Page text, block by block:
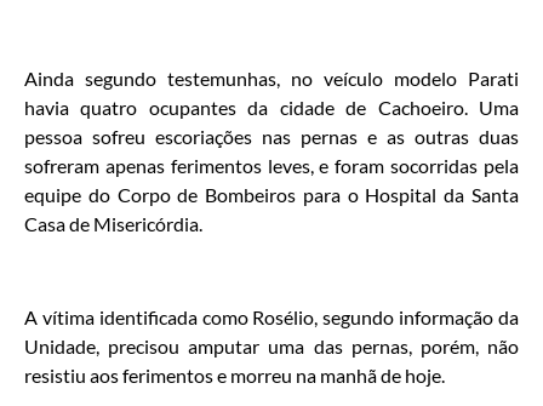
Ainda segundo testemunhas, no veículo modelo Parati
havia quatro ocupantes da cidade de Cachoeiro. Uma
pessoa sofreu escoriações nas pernas e as outras duas
sofreram apenas ferimentos leves, e foram socorridas pela
equipe do Corpo de Bombeiros para o Hospital da Santa
Casa de Misericórdia.
A vítima identificada como Rosélio, segundo informação da
Unidade, precisou amputar uma das pernas, porém, não
resistiu aos ferimentos e morreu na manhã de hoje.